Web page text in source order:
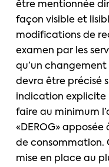
être mentionnée
façon visible et
modifications de
examen par les
qu’un
devra être précisé
indication explicite
faire au minimum
«DEROG»
de consommation.
mise en place au